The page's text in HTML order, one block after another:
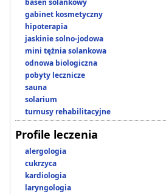
basen solankowy
gabinet kosmetyczny
hipoterapia
jaskinie solno-jodowa
mini tężnia solankowa
odnowa biologiczna
pobyty lecznicze
sauna
solarium
turnusy rehabilitacyjne
Profile leczenia
alergologia
cukrzyca
kardiologia
laryngologia